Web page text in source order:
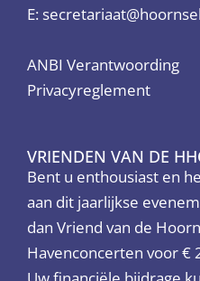
E:
ANBI Verantwoording
Privacyreglement
VRIENDEN VAN DE
Bent u enthousiast en
aan dit jaarlijkse
dan Vriend van de
Havenconcerten voor €